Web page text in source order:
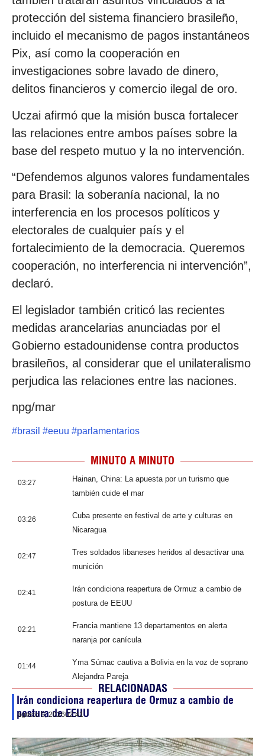
protección del sistema financiero brasileño,
incluido el mecanismo de pagos instantáneos
Pix, así como la cooperación en
investigaciones sobre lavado de dinero,
delitos financieros y comercio ilegal de oro.
Uczai afirmó que la misión busca fortalecer
las relaciones entre ambos países sobre la
base del respeto mutuo y la no intervención.
“Defendemos algunos valores fundamentales
para Brasil: la soberanía nacional, la no
interferencia en los procesos políticos y
electorales de cualquier país y el
fortalecimiento de la democracia. Queremos
cooperación, no interferencia ni intervención”,
declaró.
El legislador también criticó las recientes
medidas arancelarias anunciadas por el
Gobierno estadounidense contra productos
brasileños, al considerar que el unilateralismo
perjudica las relaciones entre las naciones.
npg/mar
#brasil #eeuu #parlamentarios
MINUTO A MINUTO
03:27
Hainan, China: La apuesta por un turismo que
también cuide el mar
03:26
Cuba presente en festival de arte y culturas en
Nicaragua
02:47
Tres soldados libaneses heridos al desactivar una
munición
02:41
Irán condiciona reapertura de Ormuz a cambio de
postura de EEUU
02:21
Francia mantiene 13 departamentos en alerta
naranja por canícula
01:44
Yma Súmac cautiva a Bolivia en la voz de soprano
Alejandra Pareja
RELACIONADAS
Irán condiciona reapertura de Ormuz a cambio de
postura de EEUU
agosto 9, 202602:41